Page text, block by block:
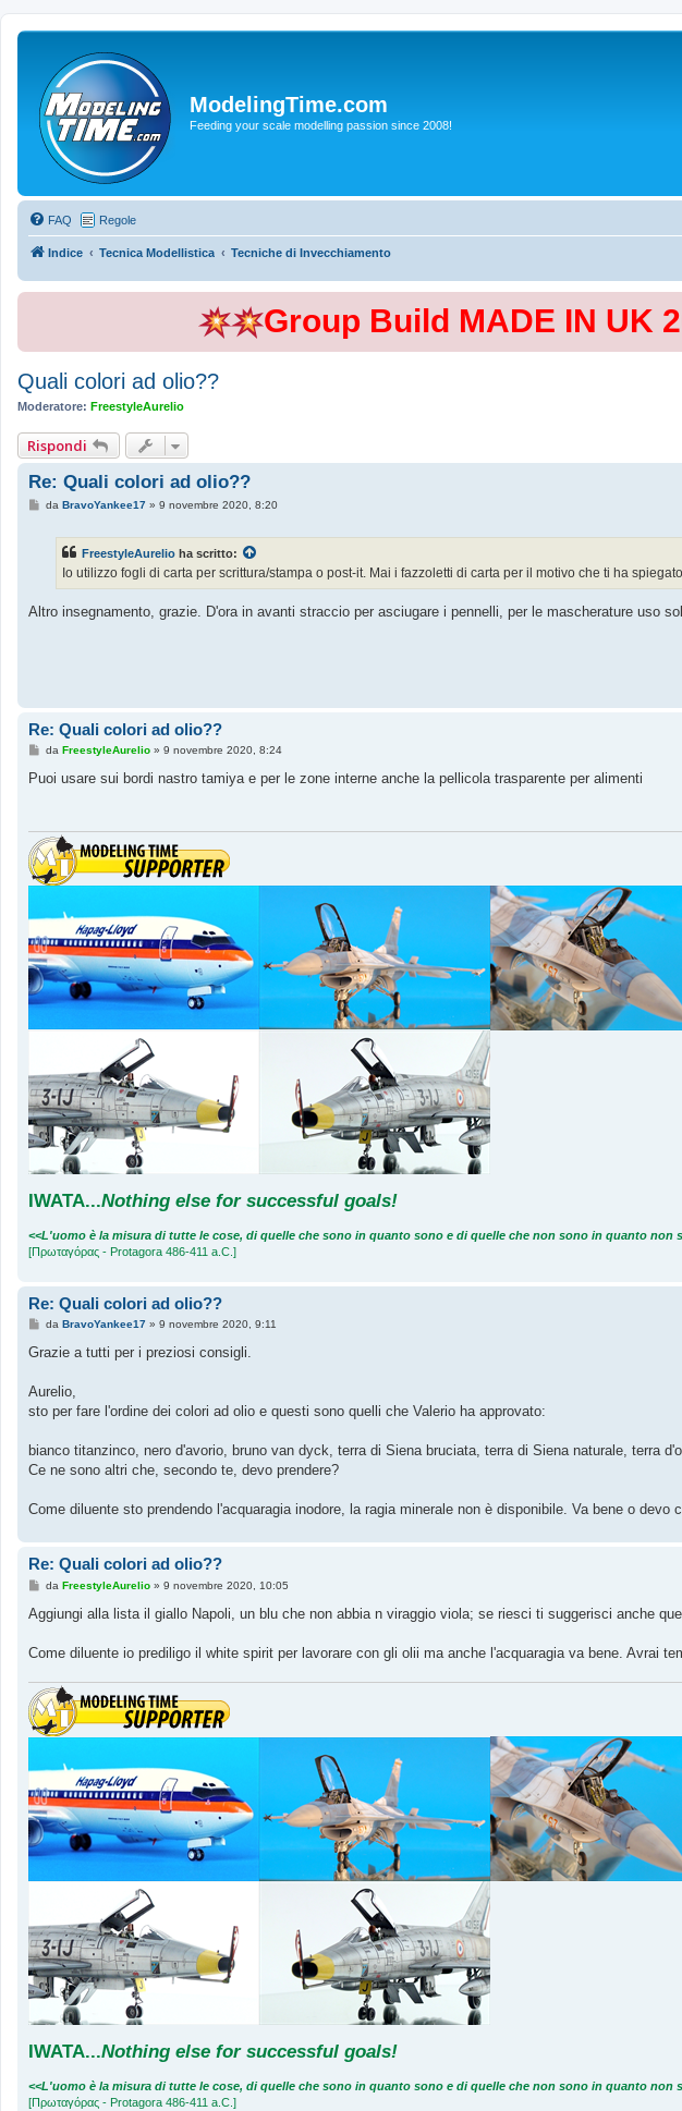
ModelingTime.com
Feeding your scale modelling passion since 2008!
FAQ Regole
Indice Tecnica Modellistica Tecniche di Invecchiamento
Group Build MADE IN UK
Quali colori ad olio??
Moderatore: FreestyleAurelio
Rispondi
Re: Quali colori ad olio??
M
o
da BravoYankee17» 9 novembre 2020, 8:20
FreestyleAurelio ha scritto:
Io utilizzo fogli di carta per scrittura/stampa o post-it. Mai i fazzoletti di carta per il motivo che ti ha
Altro insegnamento, grazie. D'ora in avanti straccio per asciugare i pennelli, per le mascherature uso
Re: Quali colori ad olio??
M
s
i
o
da FreestyleAurelio» 9 novembre 2020, 8:24
Puoi usare sui bordi nastro tamiya e per le zone interne anche la pellicola trasparente per alimenti
IWATA...Nothing else for successful goals!
<<L'uomo è la misura di tutte le cose, di quelle che sono in quanto sono e di quelle che non sono in quanto non
[Πρωταγόρας - Protagora 486-411 a.C.]
Re: Quali colori ad olio??
M
s
g
i
da BravoYankee17» 9 novembre 2020, 9:11
Grazie a tutti per i preziosi consigli.
Aurelio,
sto per fare l'ordine dei colori ad olio e questi sono quelli che Valerio ha approvato:
bianco titanzinco, nero d'avorio, bruno van dyck, terra di Siena bruciata, terra di Siena naturale, terra
Ce ne sono altri che, secondo te, devo prendere?
Come diluente sto prendendo l'acquaragia inodore, la ragia minerale non è disponibile. Va bene o devo
Re: Quali colori ad olio??
M
s
s
g
o
da FreestyleAurelio» 9 novembre 2020, 10:05
Aggiungi alla lista il giallo Napoli, un blu che non abbia n viraggio viola; se riesci ti suggerisci anche
Come diluente io prediligo il white spirit per lavorare con gli olii ma anche l'acquaragia va bene. Avrai
IWATA...Nothing else for successful goals!
<<L'uomo è la misura di tutte le cose, di quelle che sono in quanto sono e di quelle che non sono in quanto non
[Πρωταγόρας - Protagora 486-411 a.C.]